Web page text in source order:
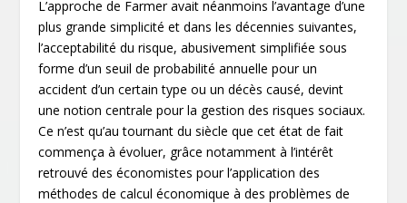
L’approche de Farmer avait néanmoins l’avantage d’une
plus grande simplicité et dans les décennies suivantes,
l’acceptabilité du risque, abusivement simplifiée sous
forme d’un seuil de probabilité annuelle pour un
accident d’un certain type ou un décès causé, devint
une notion centrale pour la gestion des risques sociaux.
Ce n’est qu’au tournant du siècle que cet état de fait
commença à évoluer, grâce notamment à l’intérêt
retrouvé des économistes pour l’application des
méthodes de calcul économique à des problèmes de